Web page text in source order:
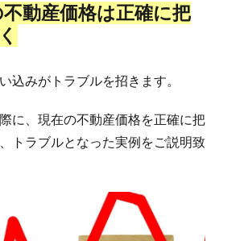
動産価格は正確に把
込みがトラブルを招きます。
に、現在の不動産価格を正確に把
トラブルとなった実例をご説明致